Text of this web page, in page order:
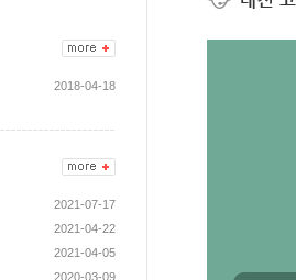
2018-04-18
2021-07-17
2021-04-22
2021-04-05
2020-03-09